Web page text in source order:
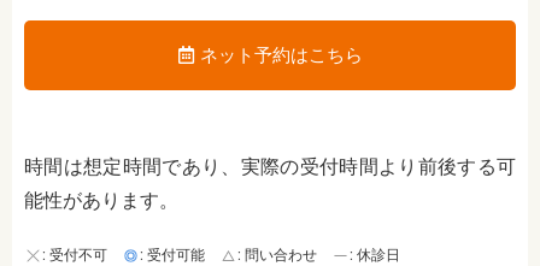
ネット予約はこちら
時間は想定時間であり、実際の受付時間より前後する可
能性があります。
: 受付不可 : 受付可能 : 問い合わせ : 休診日